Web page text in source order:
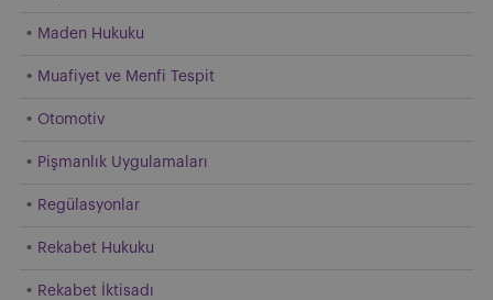
Maden Hukuku
Muafiyet ve Menfi Tespit
Otomotiv
Pişmanlık Uygulamaları
Regülasyonlar
Rekabet Hukuku
Rekabet İktisadı